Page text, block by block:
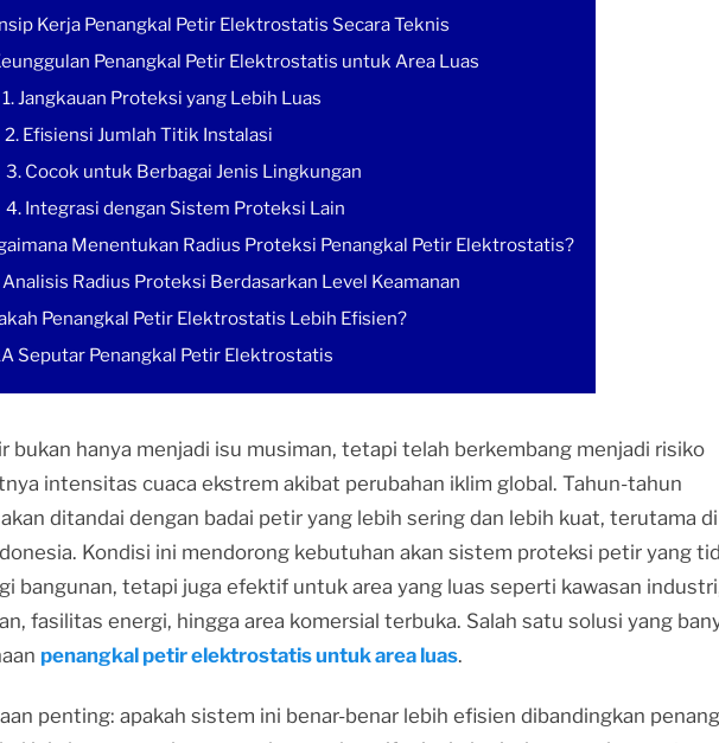
Kerja Penangkal Petir Elektrostatis Secara Teknis
Penangkal Petir Elektrostatis untuk Area Luas
1. Jangkauan Proteksi yang Lebih Luas
2. Efisiensi Jumlah Titik Instalasi
3. Cocok untuk Berbagai Jenis Lingkungan
4. Integrasi dengan Sistem Proteksi Lain
Menentukan Radius Proteksi Penangkal Petir Elektrostatis?
Analisis Radius Proteksi Berdasarkan Level Keamanan
Penangkal Petir Elektrostatis Lebih Efisien?
Seputar Penangkal Petir Elektrostatis
bukan hanya menjadi isu musiman, tetapi telah berkembang menjadi risiko
intensitas cuaca ekstrem akibat perubahan iklim global. Tahun-tahun
ditandai dengan badai petir yang lebih sering dan lebih kuat, terutama di
Kondisi ini mendorong kebutuhan akan sistem proteksi petir yang
bangunan, tetapi juga efektif untuk area yang luas seperti kawasan
fasilitas energi, hingga area komersial terbuka. Salah satu solusi yang
penangkal petir elektrostatis untuk area luas.
penting: apakah sistem ini benar-benar lebih efisien dibandingkan